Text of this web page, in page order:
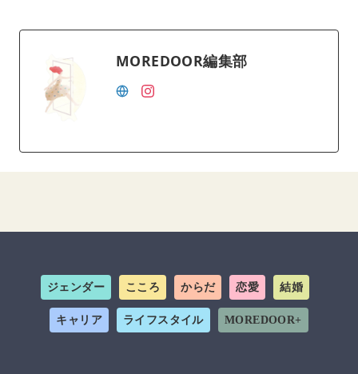
MOREDOOR編集部
ジェンダー こころ からだ 恋愛 結婚
キャリア ライフスタイル MOREDOOR+